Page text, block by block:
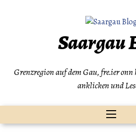
Saargau
Grenzregion auf dem Gau, fre.ier
anklicken und